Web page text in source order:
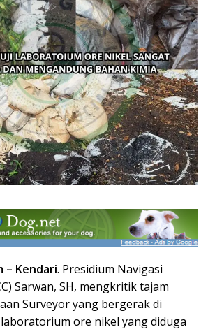
– Kendari. Presidium Navigasi
Sarwan, SH, mengkritik tajam
Surveyor yang bergerak di
ore nikel yang diduga